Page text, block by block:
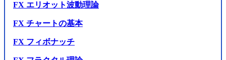
FX エリオット波動理論
FX チャートの基本
FX フィボナッチ